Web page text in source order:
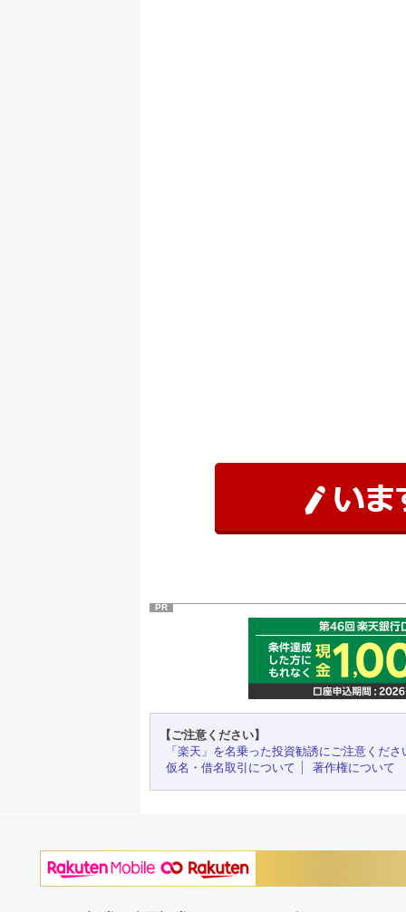
PR
【ご注意ください】
「楽天」を名乗った投資勧誘にご注意くださ
仮名・借名取引について
著作権について